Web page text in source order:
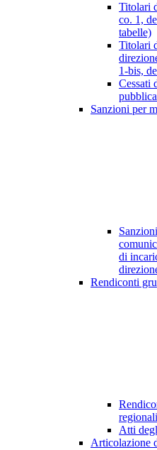
Titolari
co. 1,
tabelle)
Titolari
1-bis,
Cessati
Sanzioni per
di
Rendiconti
Atti
Articolazione